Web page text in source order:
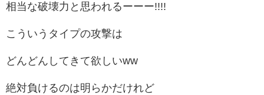
相当な破壊力と思われるーーー!!!!
こういうタイプの攻撃は
どんどんしてきて欲しいww
絶対負けるのは明らかだけれど